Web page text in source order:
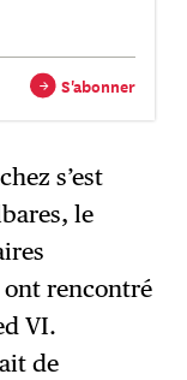
→ S'abonner
s’est
le
ont rencontré
VI.
de